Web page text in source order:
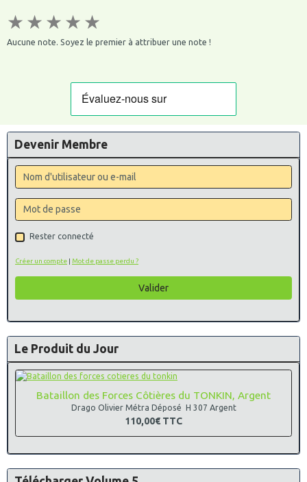
★ ★ ★ ★ ★
Aucune note. Soyez le premier à attribuer une note !
Devenir Membre
Rester connecté
Créer un compte | Mot de passe perdu ?
Valider
Le Produit du Jour
Bataillon des Forces Côtières du TONKIN, Argent
Drago Olivier Métra Déposé H 307 Argent
110,00€ TTC